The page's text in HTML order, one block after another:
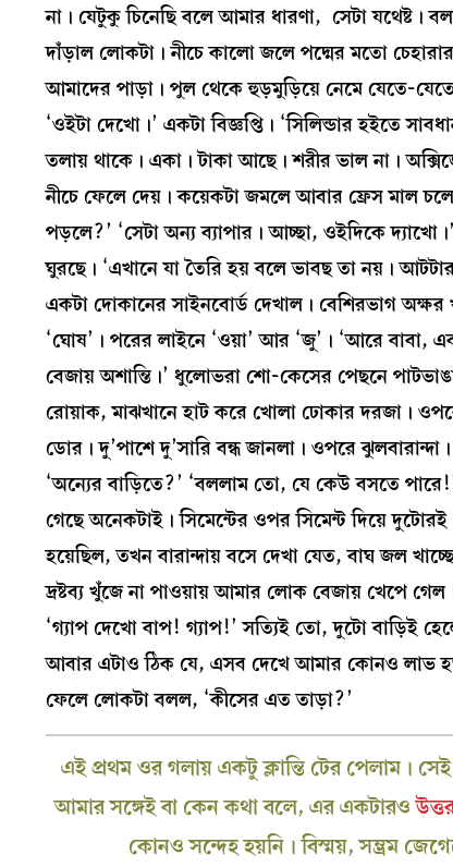
না। যেটুকু চিনেছি বলে আমার ধারণা, সেটা
দাঁড়াল লোকটা। নীচে কালো জলে পদ্মের মতো
আমাদের পাড়া। পুল থেকে হুড়মুড়িয়ে নেমে যেতে-
‘ওইটা দেখো।’ একটা বিজ্ঞপ্তি। ‘সিলিন্ডার হইতে
তলায় থাকে। একা। টাকা আছে। শরীর ভাল না।
নীচে ফেলে দেয়। কয়েকটা জমলে আবার ফ্রেস মাল
পড়লে?’ ‘সেটা অন্য ব্যাপার। আচ্ছা, ওইদিকে
ঘুরছে। ‘এখানে যা তৈরি হয় বলে ভাবছ তা নয়।
একটা দোকানের সাইনবোর্ড দেখাল। বেশিরভাগ
‘ঘোষ’। পরের লাইনে ‘ওয়া’ আর ‘জু’। ‘আরে বাবা,
বেজায় অশান্তি।’ ধুলোভরা শো-কেসের পেছনে
রোয়াক, মাঝখানে হাট করে খোলা ঢোকার দরজা।
ডোর। দু’পাশে দু’সারি বন্ধ জানলা। ওপরে
‘অন্যের বাড়িতে?’ ‘বললাম তো, যে কেউ বসতে
গেছে অনেকটাই। সিমেন্টের ওপর সিমেন্ট দিয়ে
হয়েছিল, তখন বারান্দায় বসে দেখা যেত, বাঘ জল
দ্রষ্টব্য খুঁজে না পাওয়ায় আমার লোক বেজায় খেপে
‘গ্যাপ দেখো বাপ! গ্যাপ!’ সত্যিই তো, দুটো বাড়িই
আবার এটাও ঠিক যে, এসব দেখে আমার কোনও লাভ হত
ফেলে লোকটা বলল, ‘কীসের এত তাড়া?’
এই প্রথম ওর গলায় একটু ক্লান্তি টের পেলাম।
আমার সঙ্গেই বা কেন কথা বলে, এর একটারও
কোনও সন্দেহ হয়নি। বিস্ময়, সম্ভ্রম